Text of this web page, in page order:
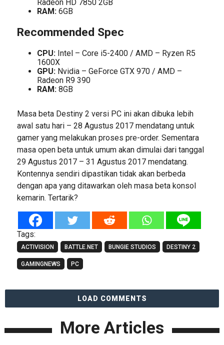
Radeon HD 7850 2GB
RAM:6GB
Recommended Spec
CPU:Intel – Core i5-2400 / AMD – Ryzen R5
1600X
GPU:Nvidia – GeForce GTX 970 / AMD –
Radeon R9 390
RAM:8GB
Masa beta Destiny 2 versi PC ini akan dibuka lebih
awal satu hari – 28 Agustus 2017 mendatang untuk
gamer yang melakukan proses pre-order. Sementara
masa open beta untuk umum akan dimulai dari tanggal
29 Agustus 2017 – 31 Agustus 2017 mendatang.
Kontennya sendiri dipastikan tidak akan berbeda
dengan apa yang ditawarkan oleh masa beta konsol
kemarin. Tertarik?
Tags:
ACTIVISION BATTLE.NET BUNGIE STUDIOS DESTINY 2
GAMINGNEWS PC
LOAD COMMENTS
More Articles